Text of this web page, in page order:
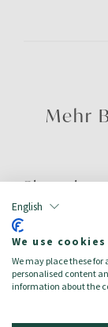
English
We use cookies
We may place these
personalised content
information about the
Mehr
Chocolate